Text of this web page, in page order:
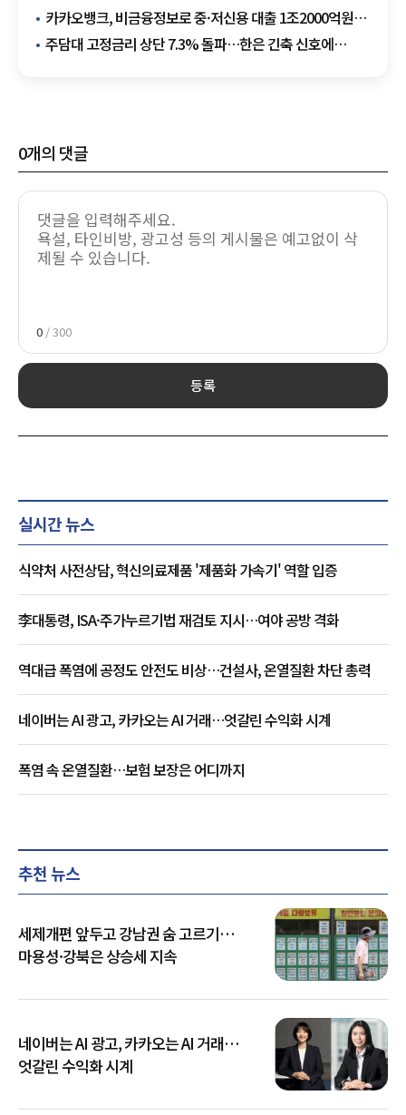
가동"
카카오뱅크, 비금융정보로 중·저신용 대출 1조2000억원
공급
주담대 고정금리 상단 7.3% 돌파…한은 긴축 신호에
0개의 댓글
0 / 300
등록
실시간 뉴스
식약처 사전상담, 혁신의료제품 '제품화 가속기' 역할 입증
李대통령, ISA·주가누르기법 재검토 지시…여야 공방 격화
역대급 폭염에 공정도 안전도 비상…건설사, 온열질환 차단 총력
네이버는 AI 광고, 카카오는 AI 거래…엇갈린 수익화 시계
폭염 속 온열질환…보험 보장은 어디까지
추천 뉴스
세제개편 앞두고 강남권 숨 고르기…
마용성·강북은 상승세 지속
네이버는 AI 광고, 카카오는 AI 거래…
엇갈린 수익화 시계